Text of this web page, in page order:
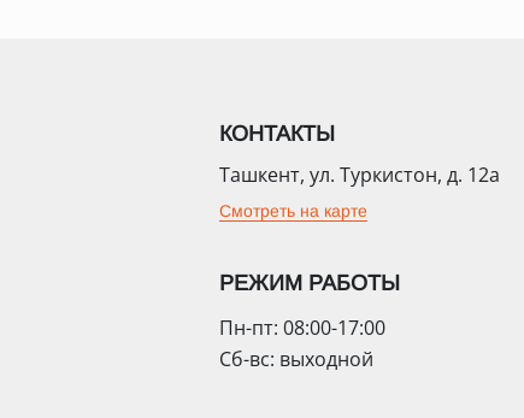
КОНТАКТЫ
Ташкент, ул. Туркистон, д. 12а
Смотреть на карте
РЕЖИМ РАБОТЫ
Пн-пт: 08:00-17:00
Сб-вс: выходной